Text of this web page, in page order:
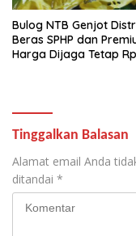
Bulog NTB Genjot
Beras SPHP dan
Harga Dijaga Tetap
Tinggalkan Balasan
Alamat email Anda
ditandai *